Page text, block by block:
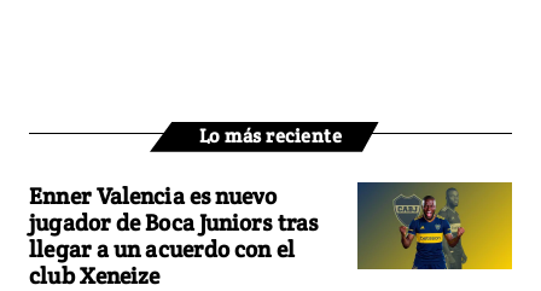
Lo más reciente
Enner Valencia es nuevo
jugador de Boca Juniors tras
llegar a un acuerdo con el
club Xeneize